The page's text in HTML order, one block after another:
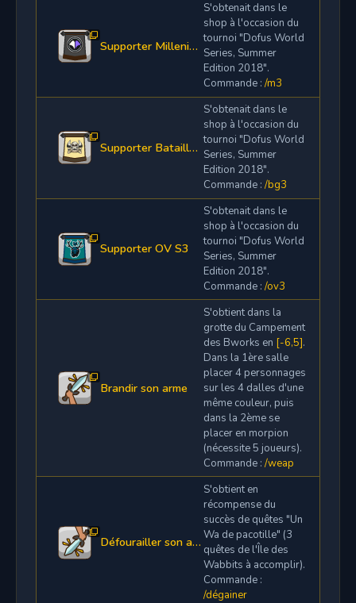
Supporter Millenium S3
S'obtenait dans le
shop à l'occasion du
tournoi "Dofus World
Series, Summer
Edition 2018".
Commande : /m3
Supporter Batailleurs Glorieux S3
S'obtenait dans le
shop à l'occasion du
tournoi "Dofus World
Series, Summer
Edition 2018".
Commande : /bg3
Supporter OV S3
S'obtenait dans le
shop à l'occasion du
tournoi "Dofus World
Series, Summer
Edition 2018".
Commande : /ov3
Brandir son arme
S'obtient dans la
grotte du Campement
des Bworks en [-6,5].
Dans la 1ère salle
placer 4 personnages
sur les 4 dalles d'une
même couleur, puis
dans la 2ème se
placer en morpion
(nécessite 5 joueurs).
Commande : /weap
Défourailler son arme
S'obtient en
récompense du
succès de quêtes "Un
Wa de pacotille" (3
quêtes de l'Île des
Wabbits à accomplir).
Commande :
/dégainer